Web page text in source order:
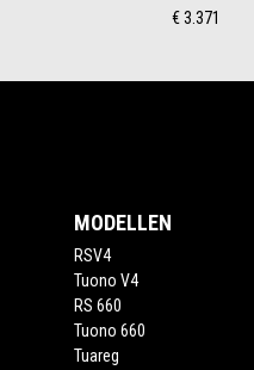
€ 3.371
MODELLEN
RSV4
Tuono V4
RS 660
Tuono 660
Tuareg